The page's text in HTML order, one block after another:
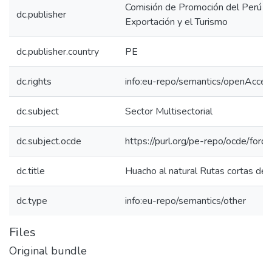
dc.publisher
Comisión de Promoción del Perú
Exportación y el Turismo
dc.publisher.country PE
dc.rights info:eu-repo/semantics/
dc.subject Sector Multisectorial
dc.subject.ocde https://purl.org/pe-repo/ocde/
dc.title Huacho al natural Rutas cortas
dc.type info:eu-repo/semantics/other
Files
Original bundle